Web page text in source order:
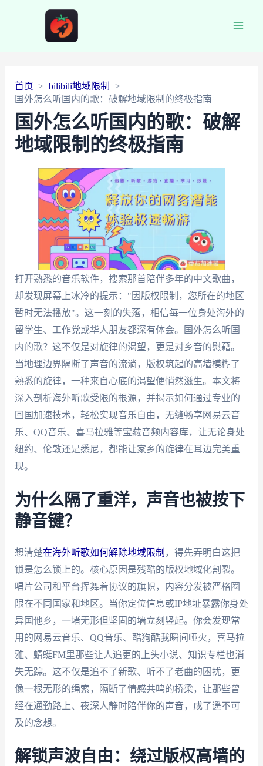
首页
bilibili地域限制
国外怎么听国内的歌：破解地域限制的终极指南
国外怎么听国内的歌：破解
地域限制的终极指南
打开熟悉的音乐软件，搜索那首陪伴多年的中文歌曲，
却发现屏幕上冰冷的提示："因版权限制，您所在的地区
暂时无法播放"。这一刻的失落，相信每一位身处海外的
留学生、工作党或华人朋友都深有体会。国外怎么听国
内的歌？这不仅是对旋律的渴望，更是对乡音的慰藉。
当地理边界隔断了声音的流淌，版权筑起的高墙模糊了
熟悉的旋律，一种来自心底的渴望便悄然滋生。本文将
深入剖析海外听歌受限的根源，并揭示如何通过专业的
回国加速技术，轻松实现音乐自由，无缝畅享网易云音
乐、QQ音乐、喜马拉雅等宝藏音频内容库，让无论身处
纽约、伦敦还是悉尼，都能让家乡的旋律在耳边完美重
现。
为什么隔了重洋，声音也被按下
静音键？
想清楚在海外听歌如何解除地域限制 ，得先弄明白这把
锁是怎么锁上的。核心原因是残酷的版权地域化割裂。
唱片公司和平台挥舞着协议的旗帜，内容分发被严格圈
限在不同国家和地区。当你定位信息或IP地址暴露你身处
异国他乡，一堵无形但坚固的墙立刻竖起。你会发现常
用的网易云音乐、QQ音乐、酷狗酷我瞬间哑火，喜马拉
雅、蜻蜓FM里那些让人追更的上头小说、知识专栏也消
失无踪。这不仅是追不了新歌、听不了老曲的困扰，更
像一根无形的绳索，隔断了情感共鸣的桥梁，让那些曾
经在通勤路上、夜深人静时陪伴你的声音，成了遥不可
及的念想。
解锁声波自由：绕过版权高墙的